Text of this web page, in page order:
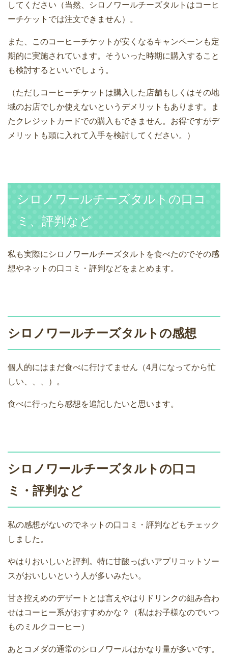
してください（当然、シロノワールチーズタルトはコーヒ
ーチケットでは注文できません）。
また、このコーヒーチケットが安くなるキャンペーンも定
期的に実施されています。そういった時期に購入すること
も検討するといいでしょう。
（ただしコーヒーチケットは購入した店舗もしくはその地
域のお店でしか使えないというデメリットもあります。ま
たクレジットカードでの購入もできません。お得ですがデ
メリットも頭に入れて入手を検討してください。）
シロノワールチーズタルトの口コ
ミ、評判など
私も実際にシロノワールチーズタルトを食べたのでその感
想やネットの口コミ・評判などをまとめます。
シロノワールチーズタルトの感想
個人的にはまだ食べに行けてません（4月になってから忙
しい、、、）。
食べに行ったら感想を追記したいと思います。
シロノワールチーズタルトの口コ
ミ・評判など
私の感想がないのでネットの口コミ・評判などもチェック
しました。
やはりおいしいと評判。特に甘酸っぱいアプリコットソー
スがおいしいという人が多いみたい。
甘さ控えめのデザートとは言えやはりドリンクの組み合わ
せはコーヒー系がおすすめかな？（私はお子様なのでいつ
ものミルクコーヒー）
あとコメダの通常のシロノワールはかなり量が多いです。